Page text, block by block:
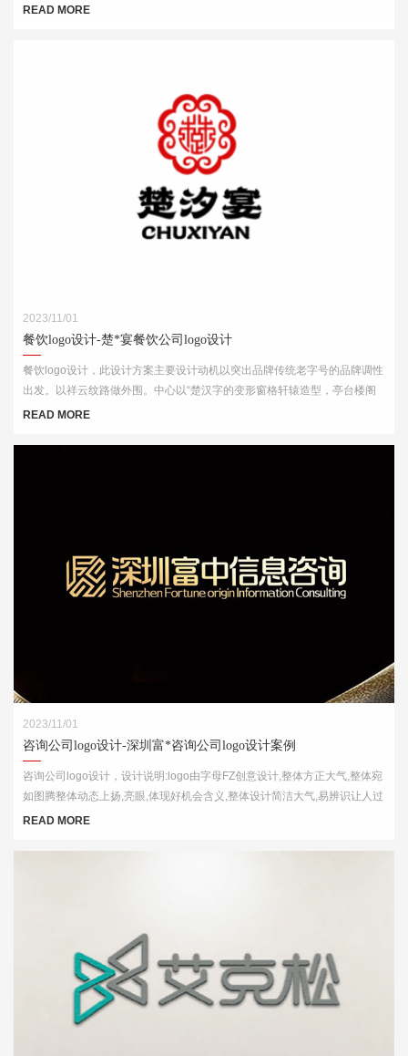
中式元素，“祥云”又代表了吉祥，喜庆，幸福，更有人间烟火的气息，象征
READ MORE
2023/11/01
餐饮logo设计-楚*宴餐饮公司logo设计
餐饮logo设计，此设计方案主要设计动机以突出品牌传统老字号的品牌调性
出发。以祥云纹路做外围。中心以“楚汉字的变形窗格轩辕造型，亭台楼阁
酒肆的视觉印象，链接企业的行业特征
READ MORE
2023/11/01
咨询公司logo设计-深圳富*咨询公司logo设计案例
咨询公司logo设计，设计说明:logo由字母FZ创意设计,整体方正大气,整体宛
如图腾整体动态上扬,亮眼,体现好机会含义,整体设计简洁大气,易辨识让人过
目不忘
READ MORE